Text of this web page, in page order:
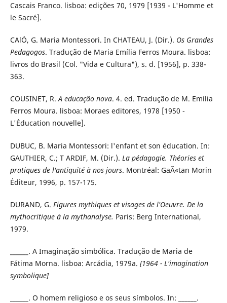
Cascais Franco. lisboa: edições 70, 1979 [1939 - L'Homme et
le Sacré].
CAlÓ, G. Maria Montessori. In CHATEAU, J. (Dir.). Os Grandes
Pedagogos. Tradução de Maria Emília Ferros Moura. lisboa:
livros do Brasil (Col. "Vida e Cultura"), s. d. [1956], p. 338-
363.
COUSINET, R.A educação nova. 4. ed. Tradução de M. Emília
Ferros Moura. lisboa: Moraes editores, 1978 [1950 -
L'Éducation nouvelle].
DUBUC, B. Maria Montessori: l'enfant et son éducation. In:
GAUTHIER, C.; T ARDIF, M. (Dir.). La pédagogie. Théories et
pratiques de l'antiquité à nos jours. Montréal: GaÃ«tan Morin
Éditeur, 1996, p. 157-175.
DURAND, G. Figures mythiques et visages de l'Oeuvre. De la
mythocritique à la mythanalyse. Paris: Berg International,
1979.
______. A Imaginação simbólica. Tradução de Maria de
Fátima Morna. lisboa: Arcádia, 1979a. [1964 - L'imagination
symbolique]
______. O homem religioso e os seus símbolos. In: ______.